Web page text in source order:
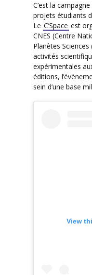
C’est la
projets étudiants
Le C’Space est
CNES (Centre
Planètes
activités
expérimentales
éditions,
sein d’une base
View